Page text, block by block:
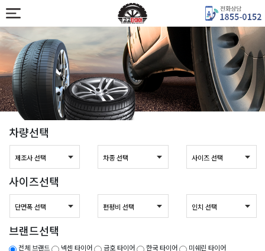
차량선택
사이즈선택
브랜드선택
전체 브랜드 넥센 타이어 금호 타이어 한국 타이어 미쉐린 타이어